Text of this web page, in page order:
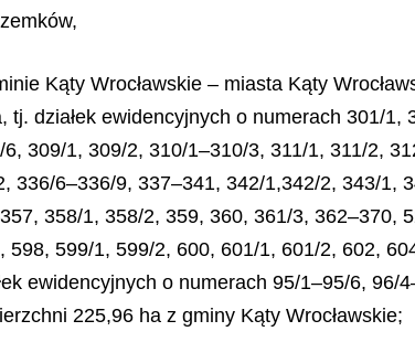
Kąty Wrocławskie – miasta Kąty
tj. działek ewidencyjnych o numerach 301/
309/1, 309/2, 310/1–310/3, 311/1, 311/2,
336/6–336/9, 337–341, 342/1,342/2, 343/1,
358/1, 358/2, 359, 360, 361/3, 362–370,
598, 599/1, 599/2, 600, 601/1, 601/2, 602,
ewidencyjnych o numerach 95/1–95/6,
225,96 ha z gminy Kąty Wrocławskie;